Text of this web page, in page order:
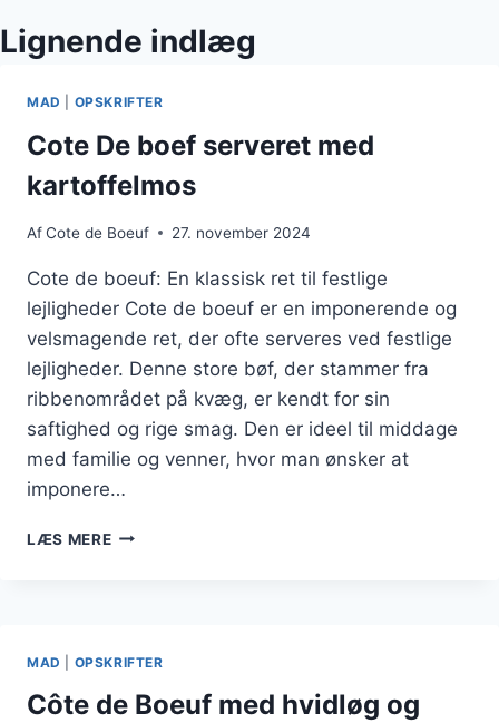
Lignende indlæg
MAD OPSKRIFTER
Cote De boef serveret med
kartoffelmos
AfCote de Boeuf 27. november 2024
Cote de boeuf: En klassisk ret til festlige
lejligheder Cote de boeuf er en imponerende og
velsmagende ret, der ofte serveres ved festlige
lejligheder. Denne store bøf, der stammer fra
ribbenområdet på kvæg, er kendt for sin
saftighed og rige smag. Den er ideel til middage
med familie og venner, hvor man ønsker at
imponere…
LÆS MERECOTE
MAD OPSKRIFTER
Côte de Boeuf med hvidløg og